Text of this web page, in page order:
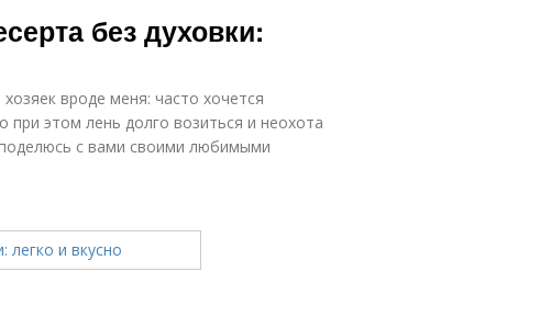
без духовки:
вроде меня: часто хочется
этом лень долго возиться и неохота
с вами своими любимыми